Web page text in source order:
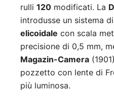
rulli 120 modificati. La
introdusse un sistema di
elicoidale con scala
precisione di 0,5 mm,
Magazin-Camera
pozzetto con lente di
più luminosa.